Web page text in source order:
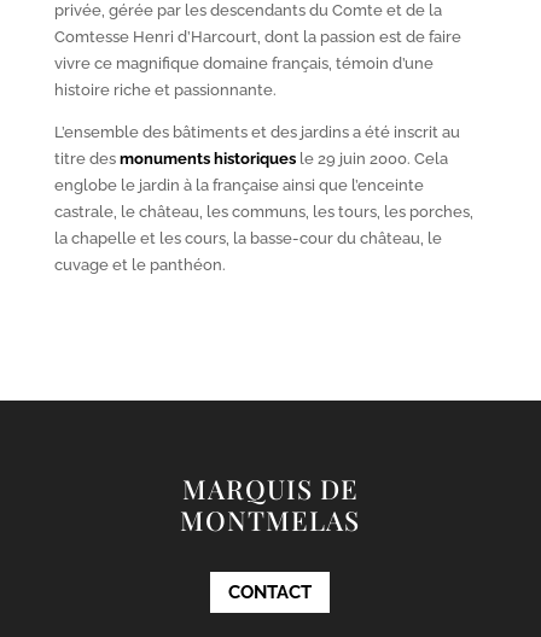
privée, gérée par les descendants du Comte et de la
Comtesse Henri d’Harcourt, dont la passion est de faire
vivre ce magnifique domaine français, témoin d’une
histoire riche et passionnante.
L’ensemble des bâtiments et des jardins a été inscrit au
titre des monuments historiquesle 29 juin 2000. Cela
englobe le jardin à la française ainsi que l’enceinte
castrale, le château, les communs, les tours, les porches,
la chapelle et les cours, la basse-cour du château, le
cuvage et le panthéon.
MARQUIS DE
MONTMELAS
CONTACT